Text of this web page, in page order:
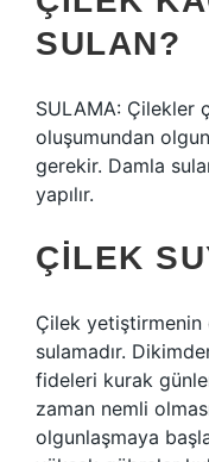
SULAN?
SULAMA: Çilekler
oluşumundan
gerekir. Damla
yapılır.
ÇILEK
Çilek yetiştirmenin
sulamadır.
fideleri kurak
zaman nemli
olgunlaşmaya